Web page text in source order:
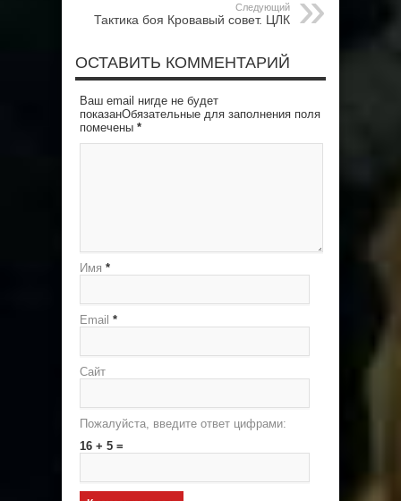
Следующий
Тактика боя Кровавый совет. ЦЛК
ОСТАВИТЬ КОММЕНТАРИЙ
Ваш email нигде не будет
показанОбязательные для заполнения поля
помечены *
Имя *
Email *
Сайт
Пожалуйста, введите ответ цифрами:
16 + 5 =